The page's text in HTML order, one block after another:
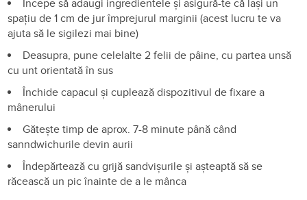
Începe să adaugi ingredientele și asigură-te că lași un
spațiu de 1 cm de jur împrejurul marginii (acest lucru te va
ajuta să le sigilezi mai bine)
Deasupra, pune celelalte 2 felii de pâine, cu partea unsă
cu unt orientată în sus
Închide capacul și cuplează dispozitivul de fixare a
mânerului
Gătește timp de aprox. 7-8 minute până când
sanndwichurile devin aurii
Îndepărtează cu grijă sandvișurile și așteaptă să se
răcească un pic înainte de a le mânca